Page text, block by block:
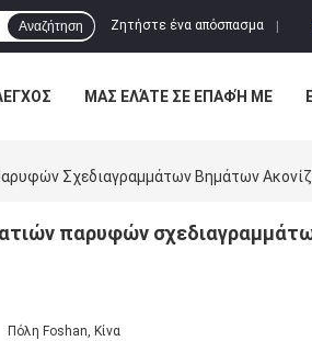
Ζητήστε ένα απόσπασμα
Αναζήτηση
ΜΑΣ ΕΛΆΤΕ ΣΕ ΕΠΑΦΉ ΜΕ
Σχεδιαγραμμάτων Βημάτων
παρυφών
Πόλη Foshan, Κίνα